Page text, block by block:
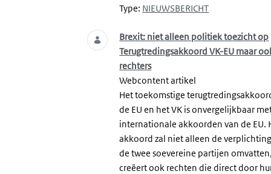
Type: NIEUWSBERICHT
Brexit: niet alleen politiek toezicht op
Terugtredingsakkoord VK-EU maar
rechters
Webcontent artikel
Het toekomstige
de EU en het VK is onvergelijkbaar
internationale akkoorden van de EU.
akkoord zal niet alleen de
de twee soevereine partijen
creëert ook rechten die direct door